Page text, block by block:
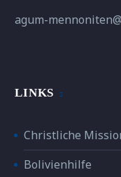
agum-
LINKS
Christliche
Bolivienhilfe